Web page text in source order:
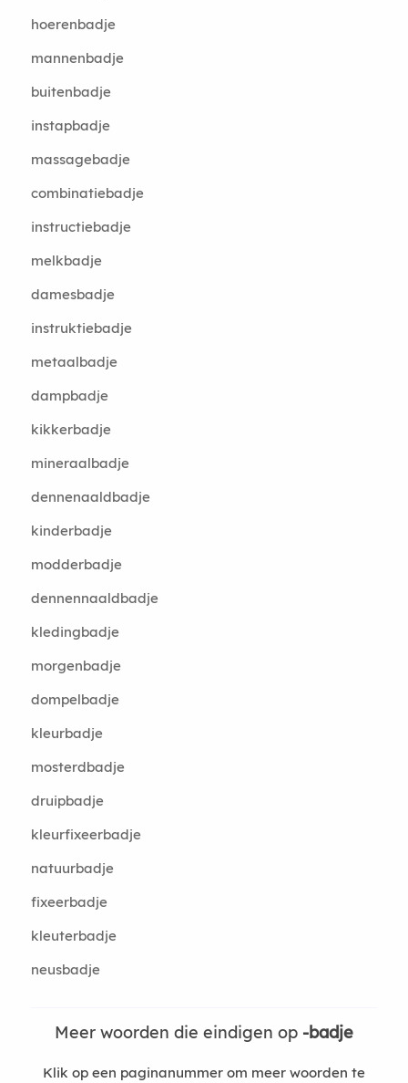
hoerenbadje
mannenbadje
buitenbadje
instapbadje
massagebadje
combinatiebadje
instructiebadje
melkbadje
damesbadje
instruktiebadje
metaalbadje
dampbadje
kikkerbadje
mineraalbadje
dennenaaldbadje
kinderbadje
modderbadje
dennennaaldbadje
kledingbadje
morgenbadje
dompelbadje
kleurbadje
mosterdbadje
druipbadje
kleurfixeerbadje
natuurbadje
fixeerbadje
kleuterbadje
neusbadje
Meer woorden die eindigen op -badje
Klik op een paginanummer om meer woorden te